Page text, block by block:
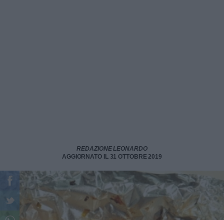
REDAZIONE LEONARDO
AGGIORNATO IL 31 OTTOBRE 2019